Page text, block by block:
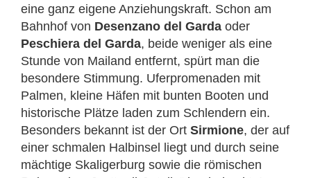
eine ganz eigene Anziehungskraft. Schon am
Bahnhof von Desenzano del Garda oder
Peschiera del Garda, beide weniger als eine
Stunde von Mailand entfernt, spürt man die
besondere Stimmung. Uferpromenaden mit
Palmen, kleine Häfen mit bunten Booten und
historische Plätze laden zum Schlendern ein.
Besonders bekannt ist der Ort Sirmione, der auf
einer schmalen Halbinsel liegt und durch seine
mächtige Skaligerburg sowie die römischen